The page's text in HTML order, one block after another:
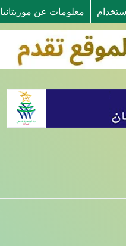
معلومات عن موريتانيا